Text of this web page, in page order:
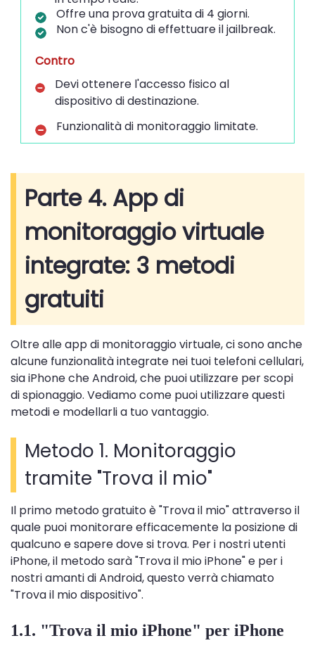
Offre una prova gratuita di 4 giorni.
Non c'è bisogno di effettuare il jailbreak.
Contro
Devi ottenere l'accesso fisico al
dispositivo di destinazione.
Funzionalità di monitoraggio limitate.
Parte 4. App di
monitoraggio virtuale
integrate: 3 metodi
gratuiti
Oltre alle app di monitoraggio virtuale, ci sono anche
alcune funzionalità integrate nei tuoi telefoni cellulari,
sia iPhone che Android, che puoi utilizzare per scopi
di spionaggio. Vediamo come puoi utilizzare questi
metodi e modellarli a tuo vantaggio.
Metodo 1. Monitoraggio
tramite "Trova il mio"
Il primo metodo gratuito è "Trova il mio" attraverso il
quale puoi monitorare efficacemente la posizione di
qualcuno e sapere dove si trova. Per i nostri utenti
iPhone, il metodo sarà "Trova il mio iPhone" e per i
nostri amanti di Android, questo verrà chiamato
"Trova il mio dispositivo".
1.1. "Trova il mio iPhone" per iPhone